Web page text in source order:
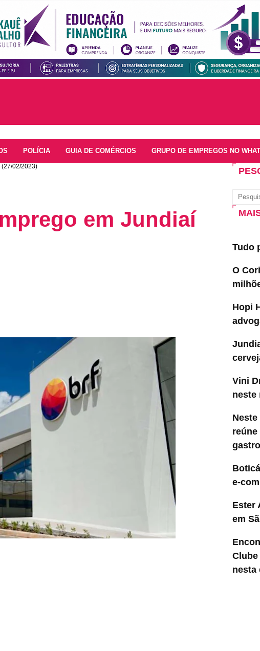
POLÍCIA GUIA DE COMÉRCIOS GRUPO DE EMPREGOS NO
(27/02/2023)
em Jundiaí
Tudo
O
Hopi
Vini
neste
reúne
e-
Ester
em
nesta